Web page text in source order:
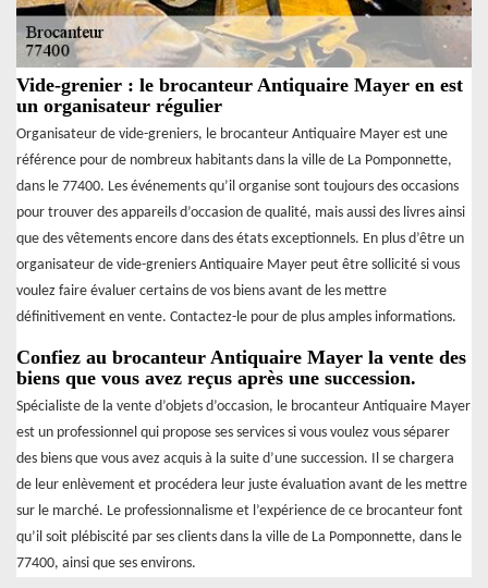
Vide-grenier : le brocanteur Antiquaire Mayer en est
un organisateur régulier
Organisateur de vide-greniers, le brocanteur Antiquaire Mayer est une
référence pour de nombreux habitants dans la ville de La Pomponnette,
dans le 77400. Les événements qu’il organise sont toujours des occasions
pour trouver des appareils d’occasion de qualité, mais aussi des livres ainsi
que des vêtements encore dans des états exceptionnels. En plus d’être un
organisateur de vide-greniers Antiquaire Mayer peut être sollicité si vous
voulez faire évaluer certains de vos biens avant de les mettre
définitivement en vente. Contactez-le pour de plus amples informations.
Confiez au brocanteur Antiquaire Mayer la vente des
biens que vous avez reçus après une succession.
Spécialiste de la vente d’objets d’occasion, le brocanteur Antiquaire Mayer
est un professionnel qui propose ses services si vous voulez vous séparer
des biens que vous avez acquis à la suite d’une succession. Il se chargera
de leur enlèvement et procédera leur juste évaluation avant de les mettre
sur le marché. Le professionnalisme et l’expérience de ce brocanteur font
qu’il soit plébiscité par ses clients dans la ville de La Pomponnette, dans le
77400, ainsi que ses environs.